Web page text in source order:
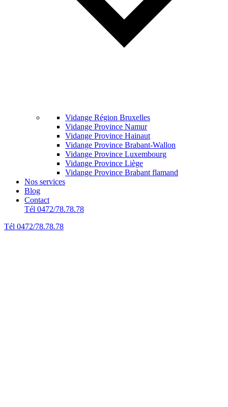
Vidange Région Bruxelles
Vidange Province Namur
Vidange Province Hainaut
Vidange Province Brabant-Wallon
Vidange Province Luxembourg
Vidange Province Liège
Vidange Province Brabant flamand
Nos services
Blog
Contact
Tél 0472/78.78.78
Tél 0472/78.78.78